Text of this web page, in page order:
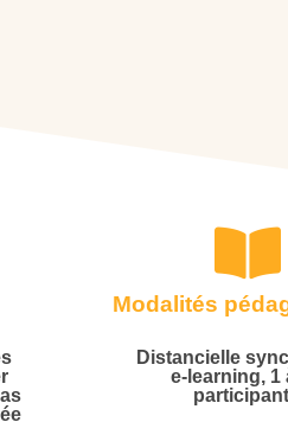
Modalités
Distancielle
e-learning, 1